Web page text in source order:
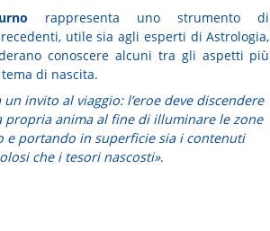
rappresenta uno strumento di
utile sia agli esperti di Astrologia,
conoscere alcuni tra gli aspetti più
di nascita.
invito al viaggio: l’eroe deve discendere
anima al fine di illuminare le zone
e portando in superficie sia i contenuti
che i tesori nascosti».